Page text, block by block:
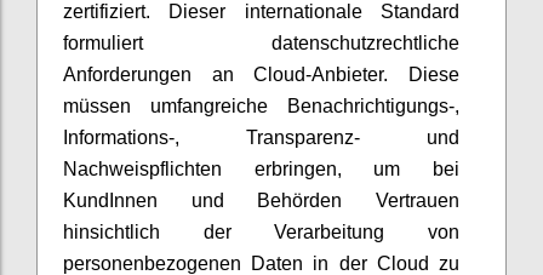
zertifiziert. Dieser internationale Standard
formuliert datenschutzrechtliche
Anforderungen an Cloud-Anbieter. Diese
müssen umfangreiche Benachrichtigungs-,
Informations-, Transparenz- und
Nachweispflichten erbringen, um bei
KundInnen und Behörden Vertrauen
hinsichtlich der Verarbeitung von
personenbezogenen Daten in der Cloud zu